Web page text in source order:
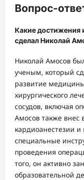
Вопрос-
Какие достижения
сделал Николай
Николай Амосов
ученым, который
развитие
хирургического
сосудов, включая
Амосов также внес
кардиоанестезии и
специальные
проведения
того, он активно
образовательной